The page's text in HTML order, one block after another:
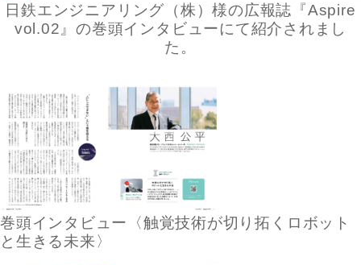
日鉄エンジニアリング（株）様の広報誌『Aspire
vol.02』の巻頭インタビューにて紹介されまし
た。
巻頭インタビュー〈触覚技術が切り拓くロボット
と生きる未来〉